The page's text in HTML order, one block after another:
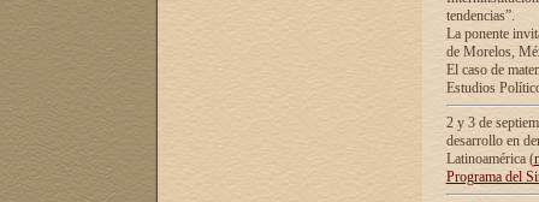
tendencias”.
La ponente
de Morelos,
El caso de
Estudios
2 y 3 de
desarrollo en
Latinoamérica (
Programa del